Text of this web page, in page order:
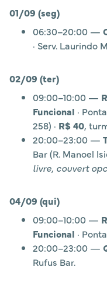
01/09 (seg)
06:30–20:00 —
· Serv. Laurindo
02/09 (ter)
09:00–10:00 —
Funcional ·
258) · R$ 40,
20:00–23:00 —
Bar (R. Manoel
livre, couvert
04/09 (qui)
09:00–10:00 —
Funcional ·
20:00–23:00 —
Rufus Bar.